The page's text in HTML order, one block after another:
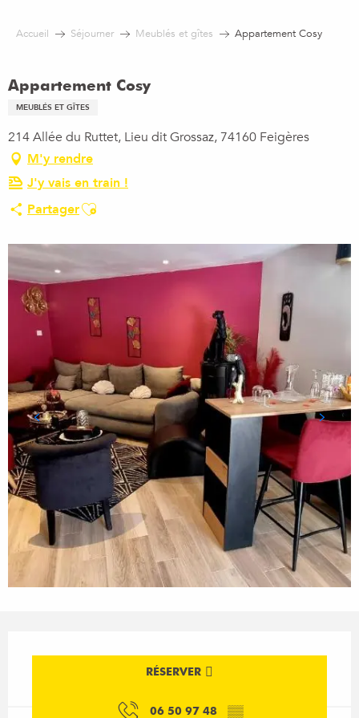
Accueil Séjourner Meublés et gîtes Appartement Cosy
Appartement Cosy
MEUBLÉS ET GÎTES
214 Allée du Ruttet, Lieu dit Grossaz, 74160 Feigères
M'y rendre
J'y vais en train !
PartagerAjouter aux favoris
RÉSERVER
06 50 97 48 ▒▒